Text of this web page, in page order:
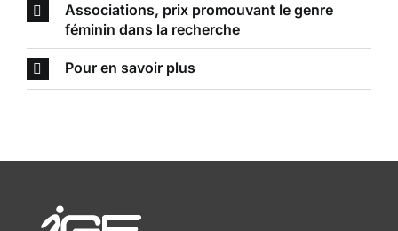
Associations, prix promouvant le genre
féminin dans la recherche
Pour en savoir plus